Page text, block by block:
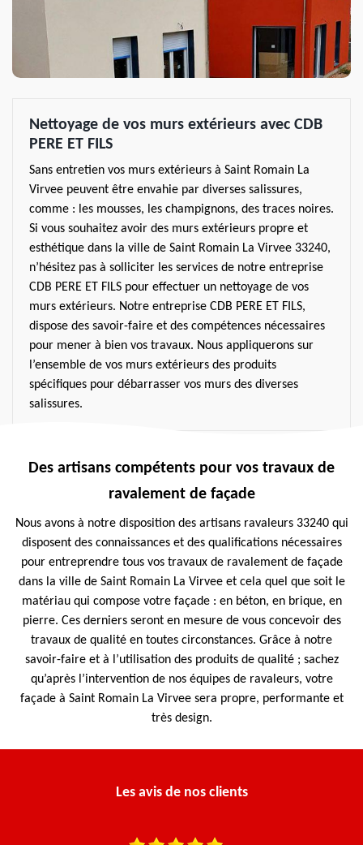
Nettoyage de vos murs extérieurs avec CDB
PERE ET FILS
Sans entretien vos murs extérieurs à Saint Romain La
Virvee peuvent être envahie par diverses salissures,
comme : les mousses, les champignons, des traces noires.
Si vous souhaitez avoir des murs extérieurs propre et
esthétique dans la ville de Saint Romain La Virvee 33240,
n’hésitez pas à solliciter les services de notre entreprise
CDB PERE ET FILS pour effectuer un nettoyage de vos
murs extérieurs. Notre entreprise CDB PERE ET FILS,
dispose des savoir-faire et des compétences nécessaires
pour mener à bien vos travaux. Nous appliquerons sur
l’ensemble de vos murs extérieurs des produits
spécifiques pour débarrasser vos murs des diverses
salissures.
Des artisans compétents pour vos travaux de
ravalement de façade
Nous avons à notre disposition des artisans ravaleurs 33240 qui
disposent des connaissances et des qualifications nécessaires
pour entreprendre tous vos travaux de ravalement de façade
dans la ville de Saint Romain La Virvee et cela quel que soit le
matériau qui compose votre façade : en béton, en brique, en
pierre. Ces derniers seront en mesure de vous concevoir des
travaux de qualité en toutes circonstances. Grâce à notre
savoir-faire et à l’utilisation des produits de qualité ; sachez
qu’après l’intervention de nos équipes de ravaleurs, votre
façade à Saint Romain La Virvee sera propre, performante et
très design.
Les avis de nos clients